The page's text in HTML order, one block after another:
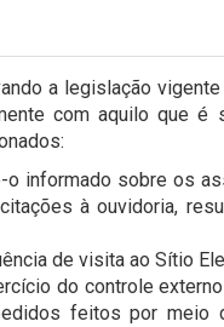
a legislação
com aquilo que é
o informado sobre os
à ouvidoria,
de visita ao Sítio
do controle
feitos por